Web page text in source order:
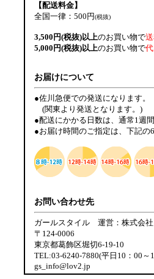
【配送料金】
全国一律：500円(税抜)
3,500円(税抜)以上のお買い物で
5,000円(税抜)以上のお買い物で
お届けについて
●佐川急便での発送になります。
(関東より発送となります。)
●配送にかかる日数は、通常1週
●お届け時間のご指定は、下記
お問い合わせ先
ガールスタイル 運営：株式会
〒124-0006
東京都葛飾区堀切6-19-10
TEL:03-6240-7880(平日10：00～
gs_info@lov2.jp